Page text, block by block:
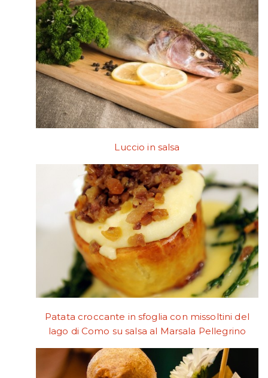
Luccio in salsa
Patata croccante in sfoglia con missoltini del
lago di Como su salsa al Marsala Pellegrino